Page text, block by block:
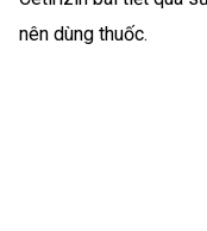
nên dùng thuốc.